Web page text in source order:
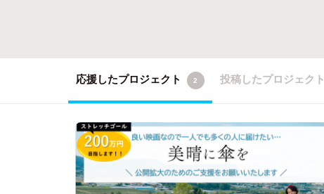
応援したプロジェクト 2 投稿したプロジェクト